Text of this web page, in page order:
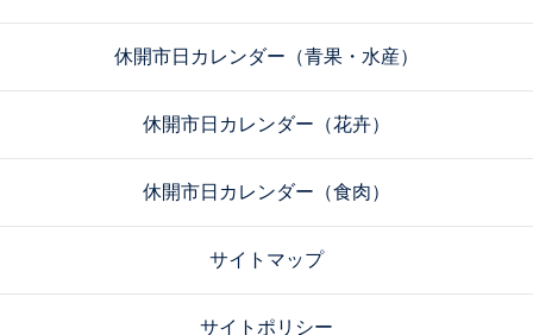
休開市日カレンダー（青果・水産）
休開市日カレンダー（花卉）
休開市日カレンダー（食肉）
サイトマップ
サイトポリシー